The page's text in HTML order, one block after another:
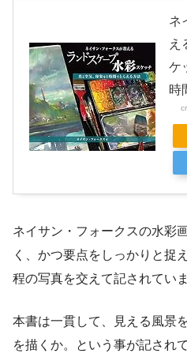
ネ
え
ケ
時
ネイサン・フォークスの水彩
く、かつ要点をしっかりと捉
程の写真を交えて記されていま
本書は一貫して、見える風景
を描くか。という事が記され